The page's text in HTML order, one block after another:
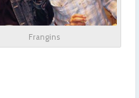
Frangins